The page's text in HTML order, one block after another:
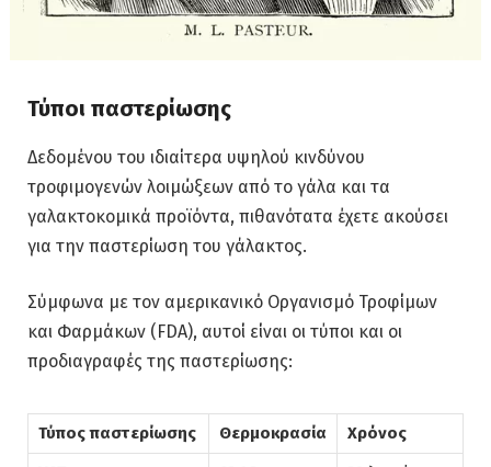
Τύποι παστερίωσης
Δεδομένου του ιδιαίτερα υψηλού κινδύνου
τροφιμογενών λοιμώξεων από το γάλα και τα
γαλακτοκομικά προϊόντα, πιθανότατα έχετε ακούσει
για την παστερίωση του γάλακτος.
Σύμφωνα με τον αμερικανικό Οργανισμό Τροφίμων
και Φαρμάκων (FDA), αυτοί είναι οι τύποι και οι
προδιαγραφές της παστερίωσης:
Τύπος παστερίωσης Θερμοκρασία
Χρόνος